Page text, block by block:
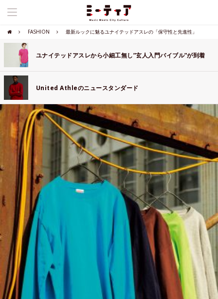
FASHION 最新ルックに魅るユナイテッドアスレの「保守性と先進性」
ユナイテッドアスレから小細工無し”玄人入門バイブル”が到着
United Athleのニュースタンダード